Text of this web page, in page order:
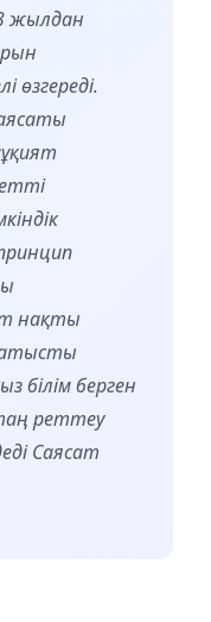
жылдан
өзгереді.
нақты
білім берген
реттеу
Саясат